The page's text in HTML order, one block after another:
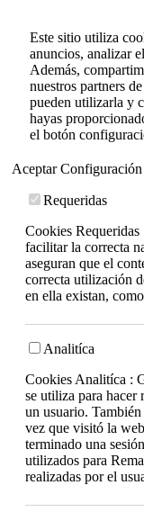
Este sitio utiliza
anuncios, analizar
Además,
nuestros partners
pueden utilizarla y
hayas
el botón
AceptarConfiguración
Requeridas
Cookies Requeridas
facilitar la correcta
aseguran que el
correcta utilización
en ella existan,
Analitíca
Cookies Analitíca :
se utiliza para hacer
un usuario.
vez que visitó la
terminado una
utilizados para
realizadas por el